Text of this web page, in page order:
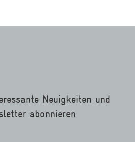
Neuigkeiten und
abonnieren